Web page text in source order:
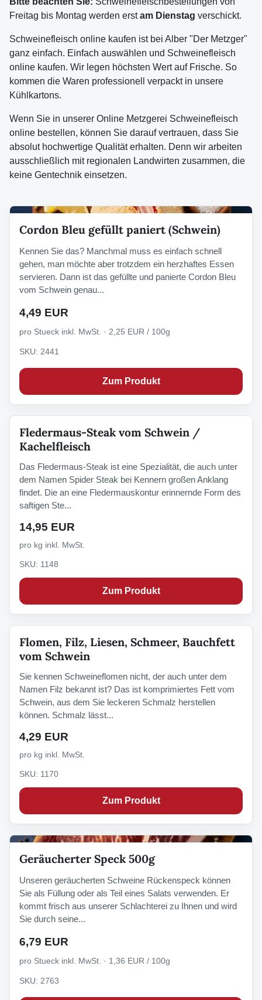
Freitag bis Montag werden erstam Dienstag verschickt.
Schweinefleisch online kaufen ist bei Alber "Der Metzger"
ganz einfach. Einfach auswählen und Schweinefleisch
online kaufen. Wir legen höchsten Wert auf Frische. So
kommen die Waren professionell verpackt in unsere
Kühlkartons.
Wenn Sie in unserer Online Metzgerei Schweinefleisch
online bestellen, können Sie darauf vertrauen, dass Sie
absolut hochwertige Qualität erhalten. Denn wir arbeiten
ausschließlich mit regionalen Landwirten zusammen, die
keine Gentechnik einsetzen.
Cordon Bleu gefüllt paniert (Schwein)
Kennen Sie das? Manchmal muss es einfach schnell
gehen, man möchte aber trotzdem ein herzhaftes Essen
servieren. Dann ist das gefüllte und panierte Cordon Bleu
vom Schwein genau...
4,49 EUR
pro Stueck inkl. MwSt. · 2,25 EUR / 100g
SKU: 2441
Zum Produkt
Fledermaus-Steak vom Schwein /
Kachelfleisch
Das Fledermaus-Steak ist eine Spezialität, die auch unter
dem Namen Spider Steak bei Kennern großen Anklang
findet. Die an eine Fledermauskontur erinnernde Form des
saftigen Ste...
14,95 EUR
pro kg inkl. MwSt.
SKU: 1148
Zum Produkt
Flomen, Filz, Liesen, Schmeer, Bauchfett
vom Schwein
Sie kennen Schweineflomen nicht, der auch unter dem
Namen Filz bekannt ist? Das ist komprimiertes Fett vom
Schwein, aus dem Sie leckeren Schmalz herstellen
können. Schmalz lässt...
4,29 EUR
pro kg inkl. MwSt.
SKU: 1170
Zum Produkt
Geräucherter Speck 500g
Unseren geräucherten Schweine Rückenspeck können
Sie als Füllung oder als Teil eines Salats verwenden. Er
kommt frisch aus unserer Schlachterei zu Ihnen und wird
Sie durch seine...
6,79 EUR
pro Stueck inkl. MwSt. · 1,36 EUR / 100g
SKU: 2763